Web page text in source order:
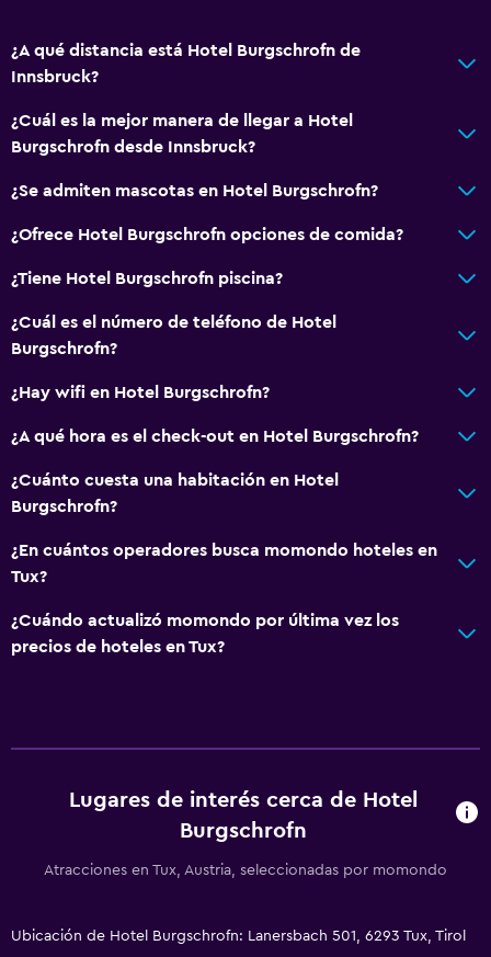
Accesibilidad y adecuación
Mascotas permitidas bajo consulta (pueden aplicar cargos
extra)
Ascensor
Habitación hipoalergénica
Aire libre
Terraza/patio
Sillas de playa
Baño
Secador de pelo
Aseo
Baño privado
Restaurante
¿A qué distancia está Hotel Burgschrofn de
Innsbruck?
¿Cuál es la mejor manera de llegar a Hotel
Burgschrofn desde Innsbruck?
¿Se admiten mascotas en Hotel Burgschrofn?
¿Ofrece Hotel Burgschrofn opciones de comida?
¿Tiene Hotel Burgschrofn piscina?
¿Cuál es el número de teléfono de Hotel
Burgschrofn?
¿Hay wifi en Hotel Burgschrofn?
¿A qué hora es el check-out en Hotel Burgschrofn?
¿Cuánto cuesta una habitación en Hotel
Burgschrofn?
¿En cuántos operadores busca momondo hoteles en
Tux?
¿Cuándo actualizó momondo por última vez los
precios de hoteles en Tux?
Lugares de interés cerca de Hotel
Burgschrofn
Atracciones en Tux, Austria, seleccionadas por momondo
Ubicación de Hotel Burgschrofn: Lanersbach 501, 6293 Tux, Tirol